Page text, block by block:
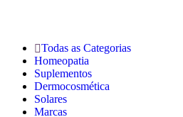
Todas as Categorias
Homeopatia
Suplementos
Dermocosmética
Solares
Marcas